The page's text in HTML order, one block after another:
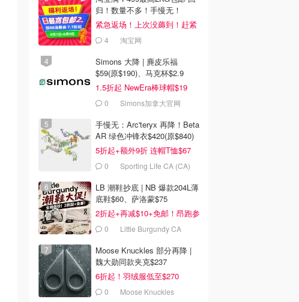
归！数量不多！手慢无！
紧急返场！上次没薅到！赶紧
冲 4 淘宝网
Simons 大降 | 麂皮乐福
$59(原$190)、马克杯$2.9
1.5折起 NewEra棒球帽$19
0 Simons加拿大官网
手慢无：Arc'teryx 再降！Beta
AR 绿色冲锋衣$420(原$840)
5折起+额外9折 连帽T恤$67
0 Sporting Life CA (CA)
LB 潮鞋抄底 | NB 爆款204L薄
底鞋$60、萨洛蒙$75
2折起+再减$10+免邮！昂跑参
加 0
Little Burgundy CA
Moose Knuckles 部分再降 |
魏大勋同款夹克$237
6折起！羽绒服低至$270
0 Moose Knuckles